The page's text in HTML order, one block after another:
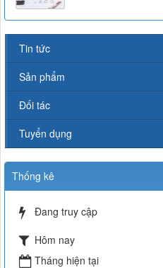
Tin tức
Sản phẩm
Đối tác
Tuyển dụng
Thống kê
Đang truy cập
Hôm nay
Tháng hiện tại